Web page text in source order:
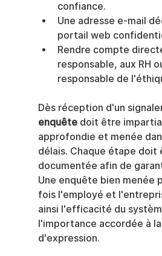
confiance.
Une adresse e-mail
portail web
Rendre compte
responsable, aux RH
responsable de
Dès réception d'un
enquête doit être
approfondie et menée
délais. Chaque étape doit
documentée afin de
Une enquête bien menée
fois l'employé et
ainsi l'efficacité du
l'importance accordée à
d'expression.